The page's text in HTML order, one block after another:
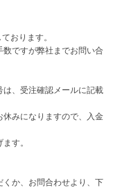
おります。
数ですが弊社までお問い合
は、受注確認メールに記載
休みになりますので、入金
す。
か、お問合わせより、下